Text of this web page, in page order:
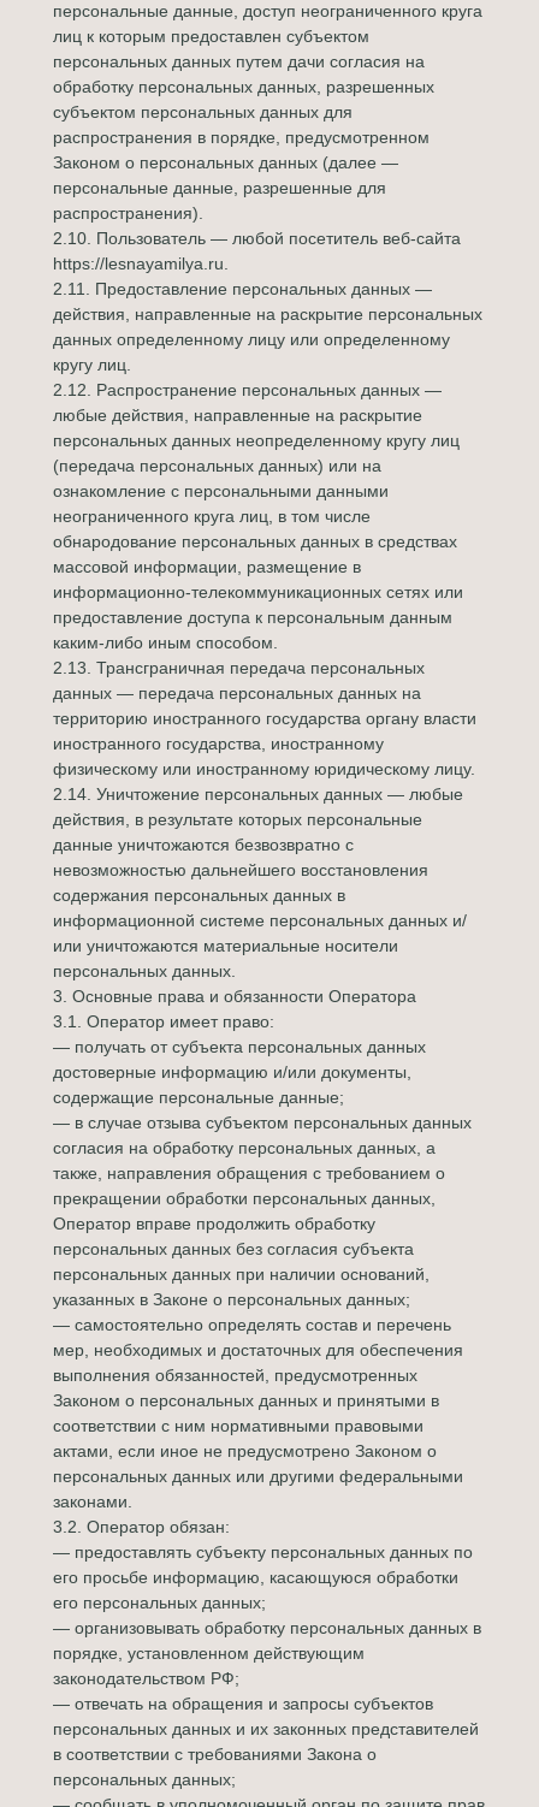
персональные данные, доступ неограниченного круга
лиц к которым предоставлен субъектом
персональных данных путем дачи согласия на
обработку персональных данных, разрешенных
субъектом персональных данных для
распространения в порядке, предусмотренном
Законом о персональных данных (далее —
персональные данные, разрешенные для
распространения).
2.10. Пользователь — любой посетитель веб-сайта
https://lesnayamilya.ru.
2.11. Предоставление персональных данных —
действия, направленные на раскрытие персональных
данных определенному лицу или определенному
кругу лиц.
2.12. Распространение персональных данных —
любые действия, направленные на раскрытие
персональных данных неопределенному кругу лиц
(передача персональных данных) или на
ознакомление с персональными данными
неограниченного круга лиц, в том числе
обнародование персональных данных в средствах
массовой информации, размещение в
информационно-телекоммуникационных сетях или
предоставление доступа к персональным данным
каким-либо иным способом.
2.13. Трансграничная передача персональных
данных — передача персональных данных на
территорию иностранного государства органу власти
иностранного государства, иностранному
физическому или иностранному юридическому лицу.
2.14. Уничтожение персональных данных — любые
действия, в результате которых персональные
данные уничтожаются безвозвратно с
невозможностью дальнейшего восстановления
содержания персональных данных в
информационной системе персональных данных и/
или уничтожаются материальные носители
персональных данных.
3. Основные права и обязанности Оператора
3.1. Оператор имеет право:
— получать от субъекта персональных данных
достоверные информацию и/или документы,
содержащие персональные данные;
— в случае отзыва субъектом персональных данных
согласия на обработку персональных данных, а
также, направления обращения с требованием о
прекращении обработки персональных данных,
Оператор вправе продолжить обработку
персональных данных без согласия субъекта
персональных данных при наличии оснований,
указанных в Законе о персональных данных;
— самостоятельно определять состав и перечень
мер, необходимых и достаточных для обеспечения
выполнения обязанностей, предусмотренных
Законом о персональных данных и принятыми в
соответствии с ним нормативными правовыми
актами, если иное не предусмотрено Законом о
персональных данных или другими федеральными
законами.
3.2. Оператор обязан:
— предоставлять субъекту персональных данных по
его просьбе информацию, касающуюся обработки
его персональных данных;
— организовывать обработку персональных данных в
порядке, установленном действующим
законодательством РФ;
— отвечать на обращения и запросы субъектов
персональных данных и их законных представителей
в соответствии с требованиями Закона о
персональных данных;